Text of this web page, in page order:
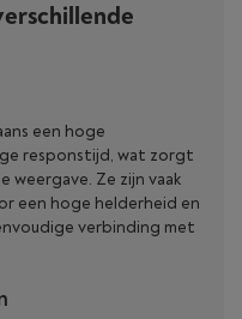
een hoge
responstijd, wat zorgt
weergave. Ze zijn vaak
een hoge helderheid en
verbinding met